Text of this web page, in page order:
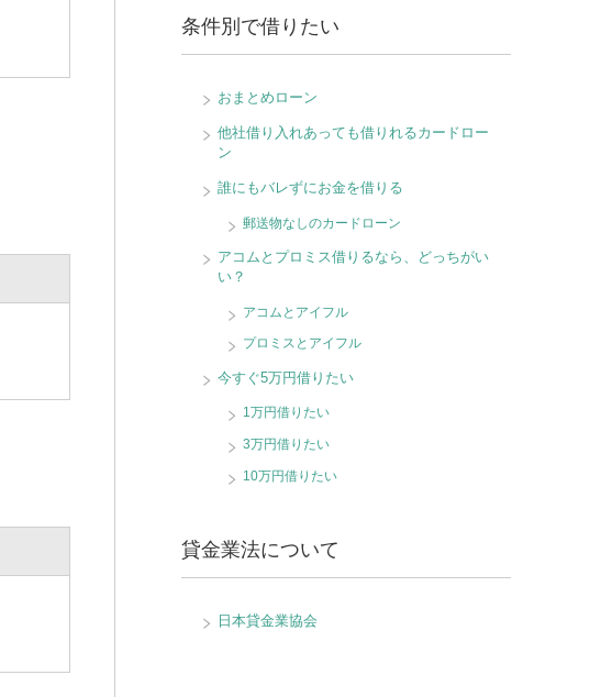
条件別で借りたい
おまとめローン
他社借り入れあっても借りれるカードロー
ン
誰にもバレずにお金を借りる
郵送物なしのカードローン
アコムとプロミス借りるなら、どっちがい
い？
アコムとアイフル
プロミスとアイフル
今すぐ5万円借りたい
1万円借りたい
3万円借りたい
10万円借りたい
貸金業法について
日本貸金業協会